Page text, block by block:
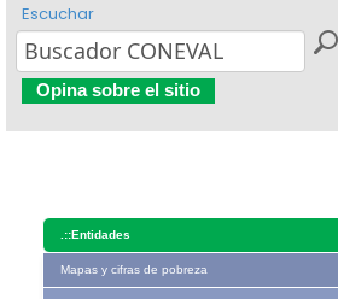
Escuchar
Opina sobre el sitio
.::Entidades
Mapas y cifras de pobreza